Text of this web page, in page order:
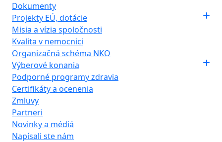
Dokumenty
Projekty EÚ, dotácie
Misia a vízia spoločnosti
Kvalita v nemocnici
Organizačná schéma NKO
Výberové konania
Podporné programy zdravia
Certifikáty a ocenenia
Zmluvy
Partneri
Novinky a médiá
Napísali ste nám